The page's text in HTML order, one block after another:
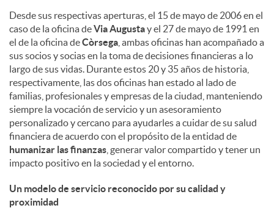
d
o
s
Desde sus respectivas aperturas, el 15 de mayo de 2006 en el
caso de la oficina deVia Augustay el 27 de mayo de 1991 en
el de la oficina deCòrsega , ambas oficinas han acompañado a
sus socios y socias en la toma de decisiones financieras a lo
largo de sus vidas. Durante estos 20 y 35 años de historia,
respectivamente, las dos oficinas han estado al lado de
familias, profesionales y empresas de la ciudad, manteniendo
siempre la vocación de servicio y un asesoramiento
personalizado y cercano para ayudarles a cuidar de su salud
financiera de acuerdo con el propósito de la entidad de
humanizar las finanzas , generar valor compartido y tener un
impacto positivo en la sociedad y el entorno.
Un modelo de servicio reconocido por su calidad y
proximidad